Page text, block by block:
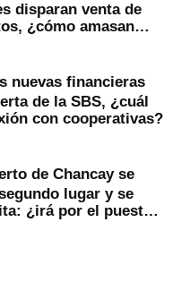
disparan venta de
¿cómo amasan
nuevas financieras
de la SBS, ¿cuál
con cooperativas?
de Chancay se
lugar y se
¿irá por el puesto